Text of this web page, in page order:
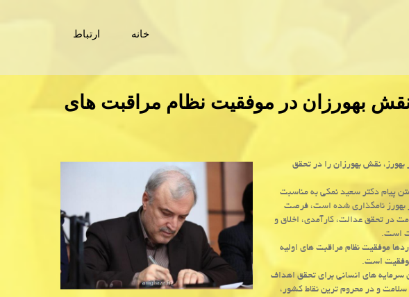
خانه ارتباط
بهورزان در موفقیت نظام مراقبت های
نقش بهورزان را در تحقق
متن پیام دكتر سعید نمكی به مناسبت
هر سال كه روز بهورز نامگذاری شده است، فرصت
در تحقق عدالت، كارآمدی، اخلاق و
است.
موفقیت نظام مراقبت های اولیه
است.
سرمایه های انسانی برای تحقق اهداف
سلامت و در محروم ترین نقاط كشور،